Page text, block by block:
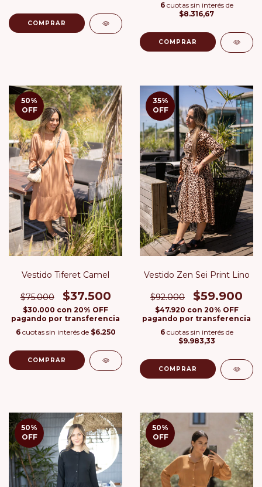
COMPRAR
6 cuotas sin interés de
$8.316,67
COMPRAR
50%
OFF
Vestido Tiferet Camel
$75.000 $37.500
$30.000 con 20% OFF
pagando por transferencia
6 cuotas sin interés de $6.250
COMPRAR
35%
OFF
Vestido Zen Sei Print Lino
$92.000 $59.900
$47.920 con 20% OFF
pagando por transferencia
6 cuotas sin interés de
$9.983,33
COMPRAR
50%
OFF
50%
OFF